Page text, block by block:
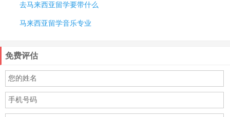
去马来西亚留学要带什么
马来西亚留学音乐专业
免费评估